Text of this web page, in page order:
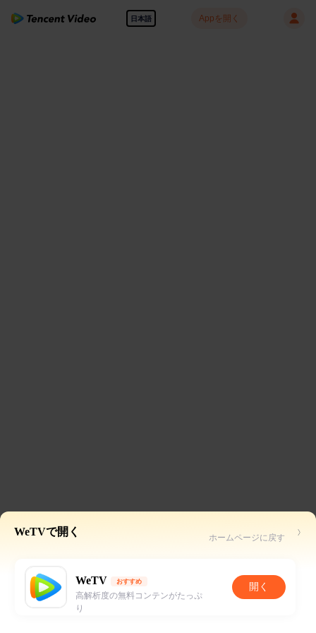
日本語 Appを開く
WeTVで開く ホームページに戻す
WeTV おすすめ
高解析度の無料コンテンがたっぷ
り
開く